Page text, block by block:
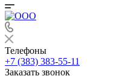
Телефоны
+7 (383) 383-55-11
Заказать звонок